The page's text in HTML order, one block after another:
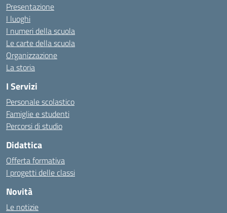
Presentazione
I luoghi
I numeri della scuola
Le carte della scuola
Organizzazione
La storia
I Servizi
Personale scolastico
Famiglie e studenti
Percorsi di studio
Didattica
Offerta formativa
I progetti delle classi
Novità
Le notizie